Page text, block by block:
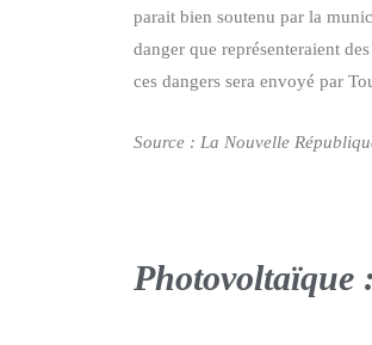
parait bien soutenu par la
danger que représenteraient
ces dangers sera envoyé par
Source : La Nouvelle
Photovoltaïque